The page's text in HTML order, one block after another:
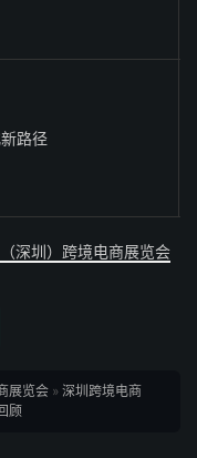
路径
深圳）跨境电商展览会
展览会 » 深圳跨境电商
顾